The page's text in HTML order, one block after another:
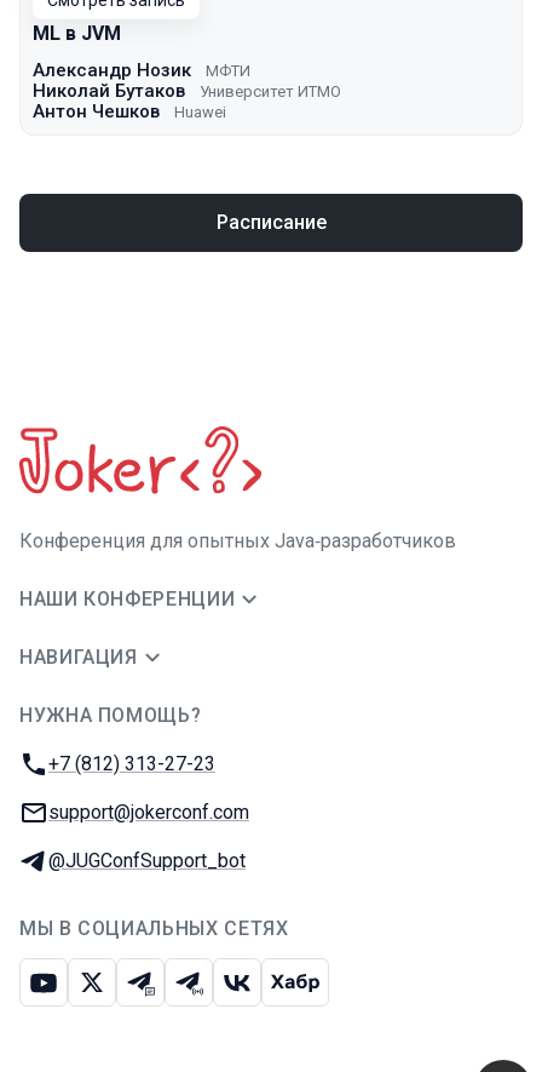
ML в JVM
Александр Нозик МФТИ
Николай Бутаков Университет ИТМО
Антон Чешков Huawei
Расписание
Конференция для опытных Java‑разработчиков
НАШИ КОНФЕРЕНЦИИ
НАВИГАЦИЯ
НУЖНА ПОМОЩЬ?
Телефон:
+7 (812) 313-27-23
E-mail:
support@jokerconf.com
Телеграм:
@JUGConfSupport_bot
МЫ В СОЦИАЛЬНЫХ СЕТЯХ
ЮтубИкс Телеграм-чат
Телеграм-канал
ВКонтакте
Хабр